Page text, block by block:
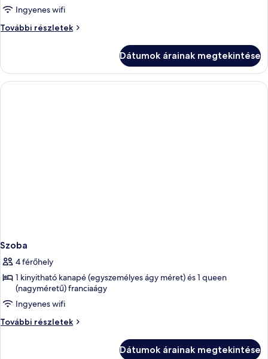
Ingyenes wifi
További részletek
Szoba
Dátumok árainak megtekintése
Szoba
4 férőhely
1 kinyitható kanapé (egyszemélyes ágy méret) és 1 queen
(nagyméretű) franciaágy
Ingyenes wifi
További részletek
Szoba
Dátumok árainak megtekintése